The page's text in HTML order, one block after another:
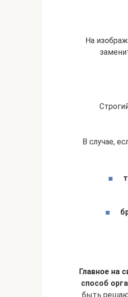
На
В случае,
Главное на
способ
быть